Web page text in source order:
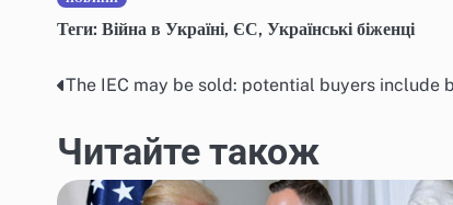
Теги: Війна в Україні, ЄС, Українські біженці
Post
navigation
The IEC may be sold: potential buyers include
Читайте також